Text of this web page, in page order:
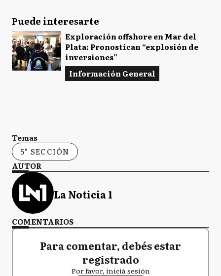
Puede interesarte
Exploración offshore en Mar del
Plata: Pronostican “explosión de
inversiones”
Información General
Temas
5° SECCIÓN
AUTOR
La Noticia 1
COMENTARIOS
Para comentar, debés estar
registrado
Por favor, iniciá sesión